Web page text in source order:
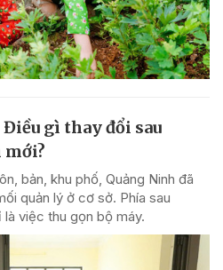
gì thay đổi sau
bản, khu phố, Quảng Ninh đã
quản lý ở cơ sở. Phía sau
việc thu gọn bộ máy.